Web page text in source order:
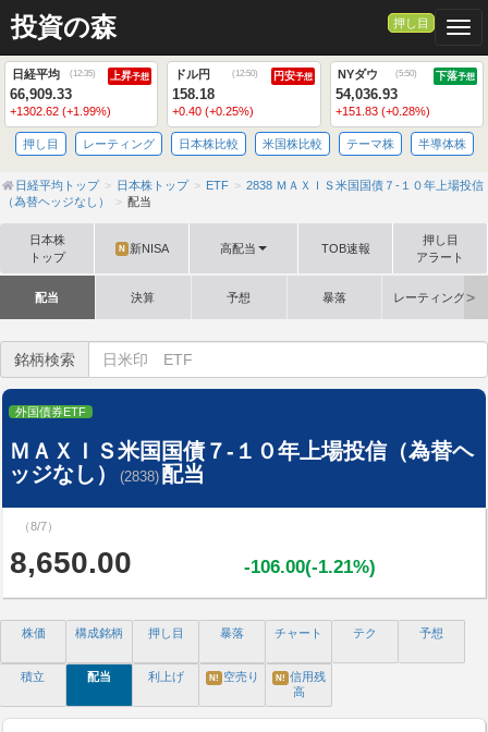
投資の森 押し目
日経平均 (12:35) 上昇予想
66,909.33
+1302.62 (+1.99%)
ドル円 (12:50) 円安予想
158.18
+0.40 (+0.25%)
NYダウ (5:50) 下落予想
54,036.93
+151.83 (+0.28%)
押し目 レーティング 日本株比較 米国株比較 テーマ株 半導体株
日経平均トップ 日本株トップ ETF
2838 ＭＡＸＩＳ米国国債７-１０年上場投信
（為替ヘッジなし）
配当
日本株
トップ
N 新NISA 高配当 TOB速報
押し目
アラート
配当 決算 予想 暴落 レーティング格
銘柄検索
外国債券ETF
ＭＡＸＩＳ米国国債７-１０年上場投信（為替ヘ
ッジなし）
(2838) 配当
（8/7）
8,650.00 -106.00(-1.21%)
株価 構成銘柄 押し目 暴落 チャート テク 予想
積立 配当 利上げ N! 空売り N! 信用残
高